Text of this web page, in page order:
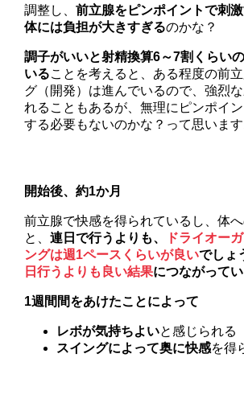
調整し、前立腺をピンポイントで刺
体には負担が大きすぎるのかな？
調子がいいと射精換算6～7割くらい
いることを考えると、ある程度の前
グ（開発）は進んでいるので、強烈
れることもあるが、無理にピンポイ
する必要もないのかな？って思います
開始後、約1か月
前立腺で快感を得られているし、体
と、連日で行うよりも、
ドライオー
ングは週1ペースくらいが良いでしょ
日行うよりも良い結果につながってい
1週間間をあけたことによって
レボが気持ちよいと感じられる
スイングによって奥に快感を得